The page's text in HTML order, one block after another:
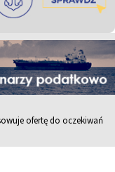
ofertę do oczekiwań